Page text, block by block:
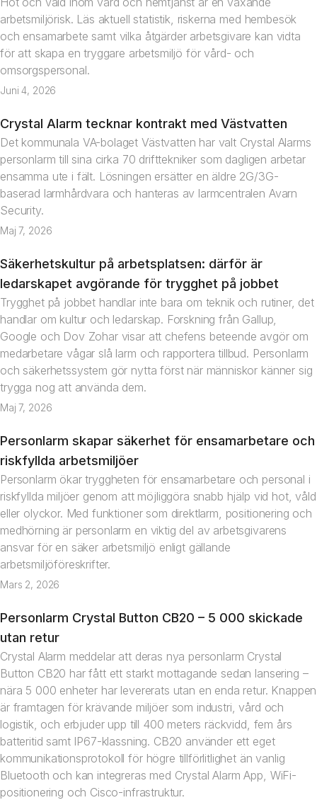
arbetsmiljörisk. Läs aktuell statistik, riskerna med hembesök
och ensamarbete samt vilka åtgärder arbetsgivare kan vidta
för att skapa en tryggare arbetsmiljö för vård- och
omsorgspersonal.
Juni 4, 2026
Nyhet
Crystal Alarm tecknar kontrakt med Västvatten
Det kommunala VA-bolaget Västvatten har valt Crystal Alarms
personlarm till sina cirka 70 drifttekniker som dagligen arbetar
ensamma ute i fält. Lösningen ersätter en äldre 2G/3G-
baserad larmhårdvara och hanteras av larmcentralen Avarn
Security.
Maj 7, 2026
Artikel
Säkerhetskultur på arbetsplatsen: därför är
ledarskapet avgörande för trygghet på jobbet
Trygghet på jobbet handlar inte bara om teknik och rutiner, det
handlar om kultur och ledarskap. Forskning från Gallup,
Google och Dov Zohar visar att chefens beteende avgör om
medarbetare vågar slå larm och rapportera tillbud. Personlarm
och säkerhetssystem gör nytta först när människor känner sig
trygga nog att använda dem.
Maj 7, 2026
Artikel
Personlarm skapar säkerhet för ensamarbetare och
riskfyllda arbetsmiljöer
Personlarm ökar tryggheten för ensamarbetare och personal i
riskfyllda miljöer genom att möjliggöra snabb hjälp vid hot, våld
eller olyckor. Med funktioner som direktlarm, positionering och
medhörning är personlarm en viktig del av arbetsgivarens
ansvar för en säker arbetsmiljö enligt gällande
arbetsmiljöföreskrifter.
Mars 2, 2026
Nyhet
Personlarm Crystal Button CB20 – 5 000 skickade
utan retur
Crystal Alarm meddelar att deras nya personlarm Crystal
Button CB20 har fått ett starkt mottagande sedan lansering –
nära 5 000 enheter har levererats utan en enda retur. Knappen
är framtagen för krävande miljöer som industri, vård och
logistik, och erbjuder upp till 400 meters räckvidd, fem års
batteritid samt IP67-klassning. CB20 använder ett eget
kommunikationsprotokoll för högre tillförlitlighet än vanlig
Bluetooth och kan integreras med Crystal Alarm App, WiFi-
positionering och Cisco-infrastruktur.